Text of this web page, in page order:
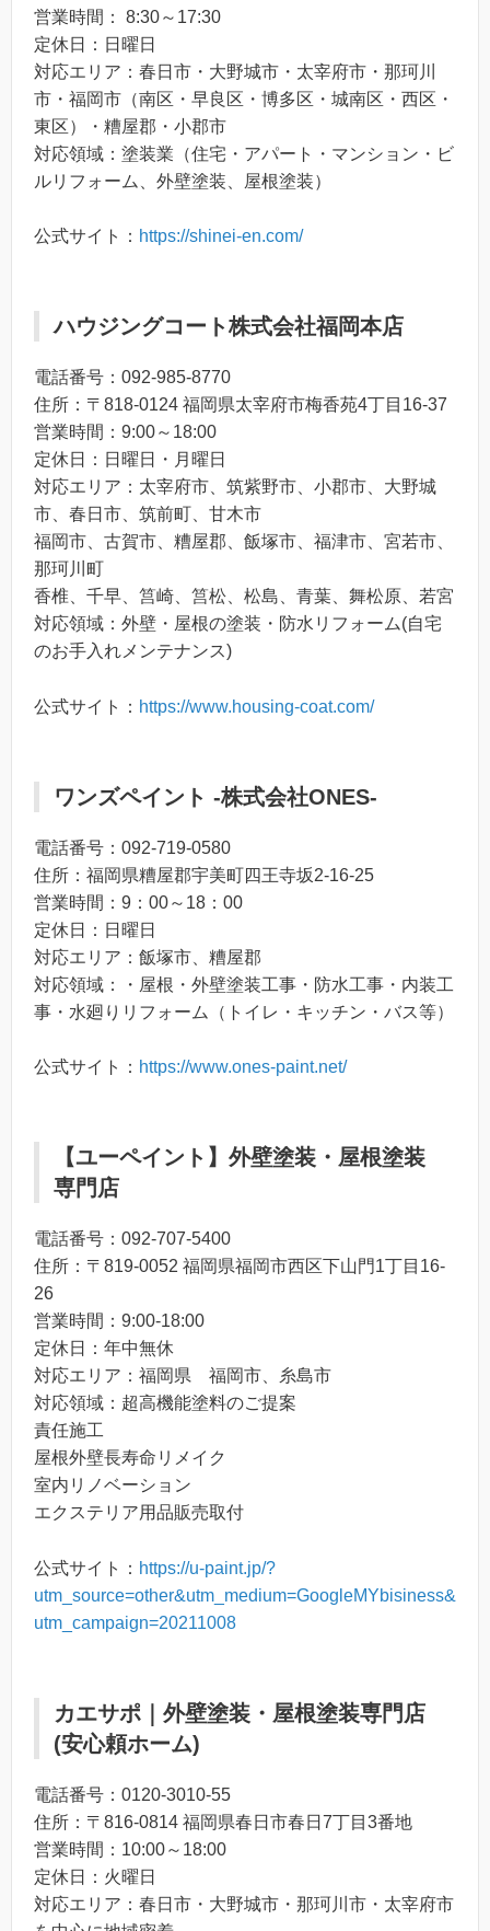
営業時間： 8:30～17:30
定休日：日曜日
対応エリア：春日市・大野城市・太宰府市・那珂川
市・福岡市（南区・早良区・博多区・城南区・西区・
東区）・糟屋郡・小郡市
対応領域：塗装業（住宅・アパート・マンション・ビ
ルリフォーム、外壁塗装、屋根塗装）
公式サイト： https://shinei-en.com/
ハウジングコート株式会社福岡本店
電話番号：092-985-8770
住所：〒818-0124 福岡県太宰府市梅香苑4丁目16-37
営業時間：9:00～18:00
定休日：日曜日・月曜日
対応エリア：太宰府市、筑紫野市、小郡市、大野城
市、春日市、筑前町、甘木市
福岡市、古賀市、糟屋郡、飯塚市、福津市、宮若市、
那珂川町
香椎、千早、筥崎、筥松、松島、青葉、舞松原、若宮
対応領域：外壁・屋根の塗装・防水リフォーム(自宅
のお手入れメンテナンス)
公式サイト： https://www.housing-coat.com/
ワンズペイント ‐株式会社ONES‐
電話番号：092-719-0580
住所：福岡県糟屋郡宇美町四王寺坂2‐16‐25
営業時間：9：00～18：00
定休日：日曜日
対応エリア：飯塚市、糟屋郡
対応領域：・屋根・外壁塗装工事・防水工事・内装工
事・水廻りリフォーム（トイレ・キッチン・バス等）
公式サイト： https://www.ones-paint.net/
【ユーペイント】外壁塗装・屋根塗装
専門店
電話番号：092-707-5400
住所：〒819-0052 福岡県福岡市西区下山門1丁目16-
26
営業時間：9:00-18:00
定休日：年中無休
対応エリア：福岡県 福岡市、糸島市
対応領域：超高機能塗料のご提案
責任施工
屋根外壁長寿命リメイク
室内リノベーション
エクステリア用品販売取付
公式サイト： https://u-paint.jp/?
utm_source=other&utm_medium=GoogleMYbisiness&
utm_campaign=20211008
カエサポ｜外壁塗装・屋根塗装専門店
(安心頼ホーム)
電話番号：0120-3010-55
住所：〒816-0814 福岡県春日市春日7丁目3番地
営業時間：10:00～18:00
定休日：火曜日
対応エリア：春日市・大野城市・那珂川市・太宰府市